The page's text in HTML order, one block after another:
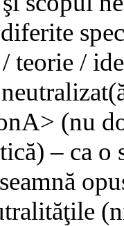
teorie /
(nu
– ca o